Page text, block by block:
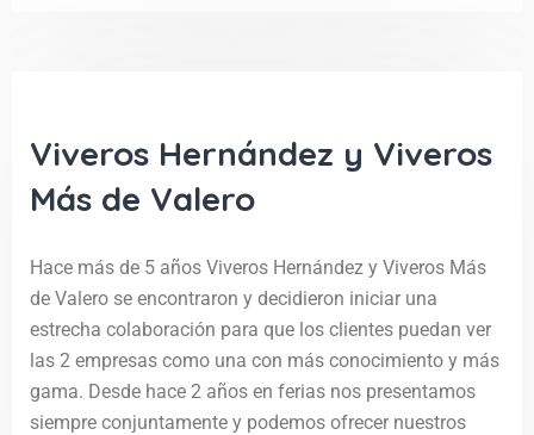
Viveros Hernández y Viveros
Más de Valero
Hace más de 5 años Viveros Hernández y Viveros Más
de Valero se encontraron y decidieron iniciar una
estrecha colaboración para que los clientes puedan ver
las 2 empresas como una con más conocimiento y más
gama. Desde hace 2 años en ferias nos presentamos
siempre conjuntamente y podemos ofrecer nuestros